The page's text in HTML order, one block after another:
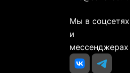
Мы в соцсетях
и
мессенджерах